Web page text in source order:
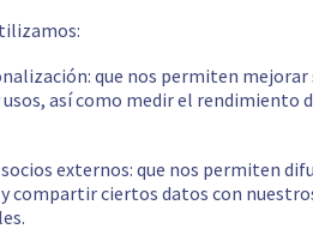
que nos permiten mejorar
así como medir el rendimiento
externos: que nos permiten
compartir ciertos datos con